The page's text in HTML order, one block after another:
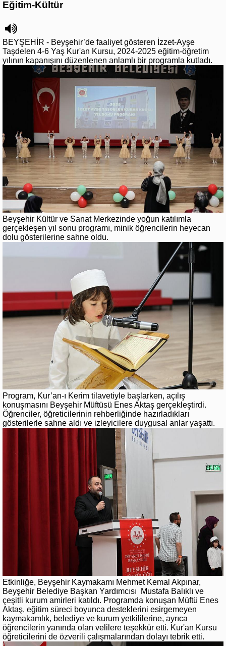
Eğitim-Kültür
BEYŞEHİR - Beyşehir’de faaliyet gösteren İzzet-Ayşe
Taşdelen 4-6 Yaş Kur'an Kursu, 2024-2025 eğitim-öğretim
yılının kapanışını düzenlenen anlamlı bir programla kutladı.
Beyşehir Kültür ve Sanat Merkezinde yoğun katılımla
gerçekleşen yıl sonu programı, minik öğrencilerin heyecan
dolu gösterilerine sahne oldu.
Program, Kur’an-ı Kerim tilavetiyle başlarken, açılış
konuşmasını Beyşehir Müftüsü Enes Aktaş gerçekleştirdi.
Öğrenciler, öğreticilerinin rehberliğinde hazırladıkları
gösterilerle sahne aldı ve izleyicilere duygusal anlar yaşattı.
Etkinliğe, Beyşehir Kaymakamı Mehmet Kemal Akpınar,
Beyşehir Belediye Başkan Yardımcısı Mustafa Balıklı ve
çeşitli kurum amirleri katıldı. Programda konuşan Müftü Enes
Aktaş, eğitim süreci boyunca desteklerini esirgemeyen
kaymakamlık, belediye ve kurum yetkililerine, ayrıca
öğrencilerin yanında olan velilere teşekkür etti. Kur'an Kursu
öğreticilerini de özverili çalışmalarından dolayı tebrik etti.